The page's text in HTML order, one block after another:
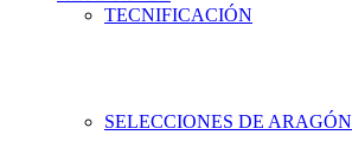
TECNIFICACIÓN
SELECCIONES DE ARAGÓN